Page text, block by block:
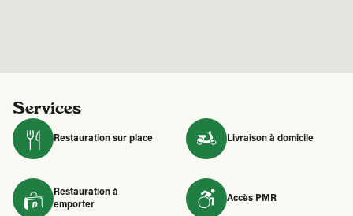
Services
Restauration sur place Livraison à domicile
Restauration à
emporter
Accès PMR